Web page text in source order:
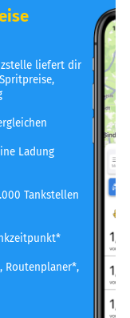
liefert dir
Ladung
Tankstellen
Routenplaner*,